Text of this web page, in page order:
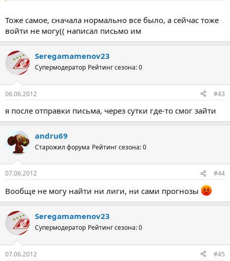
Тоже самое, сначала нормально все было, а сейчас тоже
войти не могу(( написал письмо им
Seregamamenov23
Супермодератор Рейтинг сезона: 0
06.06.2012 #43
я после отправки письма, через сутки где-то смог зайти
andru69
Старожил форума Рейтинг сезона: 0
07.06.2012 #44
Вообще не могу найти ни лиги, ни сами прогнозы
Seregamamenov23
Супермодератор Рейтинг сезона: 0
07.06.2012 #45